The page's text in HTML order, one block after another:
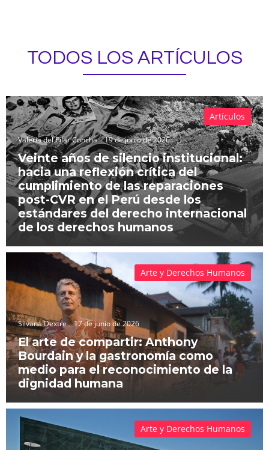
TODOS LOS ARTÍCULOS
Valeria del Pilar Concha 19 de junio de 2026
Veinte años de silencio institucional:
hacia una reflexión crítica del
cumplimiento de las reparaciones
post-CVR en el Perú desde los
estándares del derecho internacional
de los derechos humanos
Artículos
Silvana Dextre 17 de junio de 2026
El arte de compartir: Anthony
Bourdain y la gastronomía como
medio para el reconocimiento de la
dignidad humana
Arte y Derechos Humanos
Arte y Derechos Humanos